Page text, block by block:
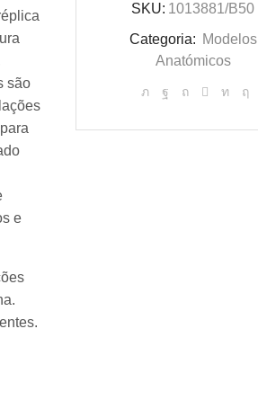
SKU: 1013881/B50
Categoria: Modelos
Anatómicos
são
e